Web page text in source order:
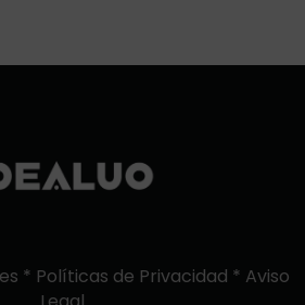
* Políticas de Privacidad * Aviso